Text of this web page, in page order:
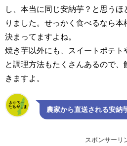
し、本当に同じ安納芋？と思う
りました。せっかく食べるなら本
決まってますよね。
焼き芋以外にも、スイートポテト
と調理方法もたくさんあるので
きますよ。
農家から直送される安納
スポンサーリ